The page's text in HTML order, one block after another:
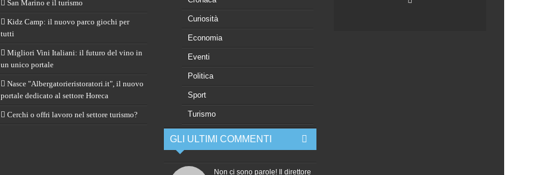
San Marino e il turismo
Kidz Camp: il nuovo parco giochi per
tutti
Migliori Vini Italiani: il futuro del vino in
un unico portale
Nasce "Albergatorieristoratori.it", il nuovo
portale dedicato al settore Horeca
Cerchi o offri lavoro nel settore turismo?
Curiosità
Economia
Eventi
Politica
Sport
Turismo
GLI ULTIMI COMMENTI
Non ci sono parole! Il direttore